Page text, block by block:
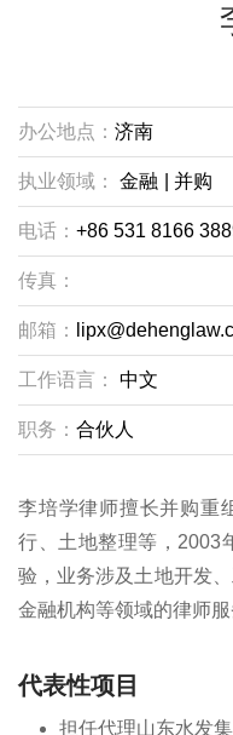
办公地点： 济南
执业领域： 金融 并购
电话： +86 531 8166
传真：
邮箱：
工作语言： 中文
职务： 合伙人
李培学律师擅长并购重
行、土地整理等，2003
验，业务涉及土地开发
金融机构等领域的律师服
代表性项目
担任代理山东水发